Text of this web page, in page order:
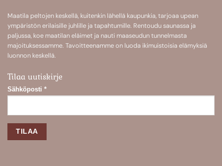
Maatila peltojen keskellä, kuitenkin lähellä kaupunkia, tarjoaa upean
ympäristön erilaisille juhlille ja tapahtumille. Rentoudu saunassa ja
paljussa, koe maatilan eläimet ja nauti maaseudun tunnelmasta
majoituksessamme. Tavoitteenamme on luoda ikimuistoisia elämyksiä
luonnon keskellä.
Tilaa uutiskirje
Sähköposti *